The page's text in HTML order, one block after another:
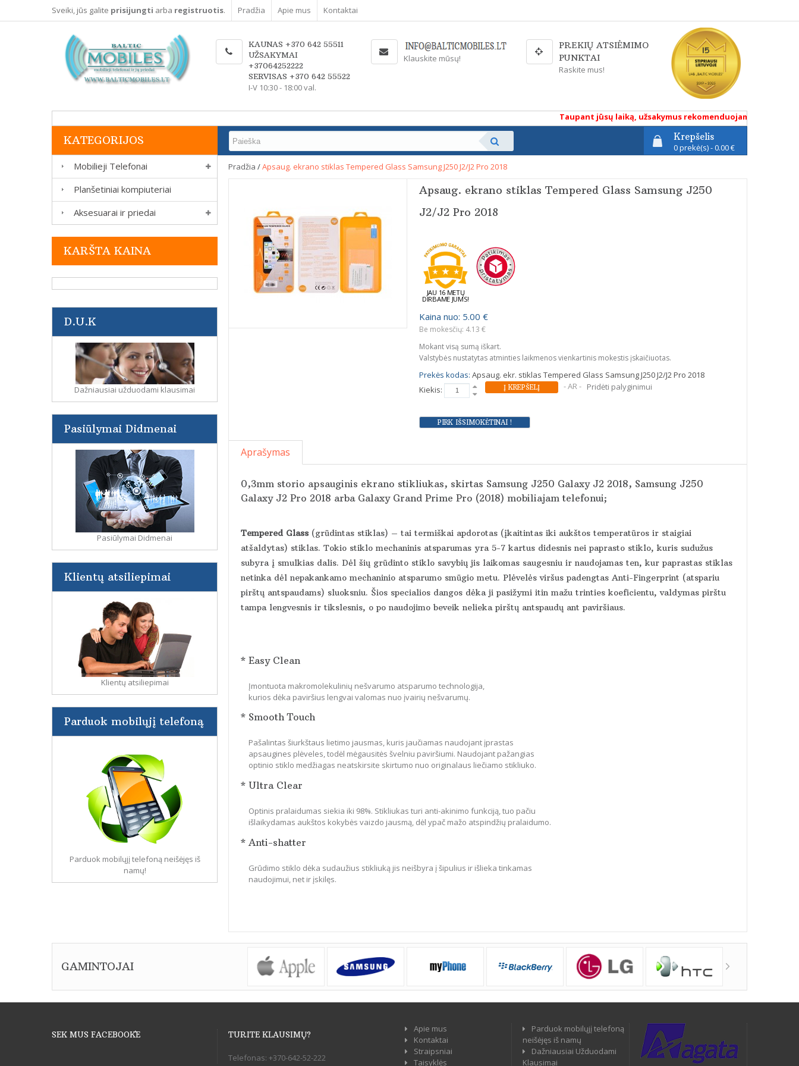
Sveiki, jūs galite prisijungti arba registruotis. Pradžia Apie mus Kontaktai
KAUNAS +370 642 55511
UŽSAKYMAI
+37064252222
SERVISAS +370 642 55522
I-V 10:30 - 18:00 val.
Klauskite mūsų!
PREKIŲ ATSIĖMIMO
PUNKTAI
Raskite mus!
Taupant jūsų laiką, užsakymus rekomenduojame atlikti
Krepšelis
0 prekė(s) - 0.00 €
KATEGORIJOS
Mobilieji Telefonai
Planšetiniai kompiuteriai
Aksesuarai ir priedai
KARŠTA KAINA
D.U.K
Dažniausiai užduodami klausimai
Pasiūlymai Didmenai
Pasiūlymai Didmenai
Klientų atsiliepimai
Klientų atsiliepimai
Parduok mobilųjį telefoną
Parduok mobilųjį telefoną neišėjęs iš
namų!
Pradžia /Apsaug. ekrano stiklas Tempered Glass Samsung J250 J2/J2 Pro 2018
Apsaug. ekrano stiklas Tempered Glass Samsung J250
J2/J2 Pro 2018
JAU 16 METŲ
DIRBAME JUMS!
Kaina nuo: 5.00 €
Be mokesčių: 4.13 €
Mokant visą sumą iškart.
Valstybės nustatytas atminties laikmenos vienkartinis mokestis įskaičiuotas.
Prekės kodas: Apsaug. ekr. stiklas Tempered Glass Samsung J250 J2/J2 Pro 2018
Kiekis:
- AR - Pridėti palyginimui
Aprašymas
0,3mm storio apsauginis ekrano stikliukas, skirtas Samsung J250 Galaxy J2 2018, Samsung J250
Galaxy J2 Pro 2018 arba Galaxy Grand Prime Pro (2018) mobiliajam telefonui;
Tempered Glass (grūdintas stiklas) – tai termiškai apdorotas (įkaitintas iki aukštos temperatūros ir staigiai
atšaldytas) stiklas. Tokio stiklo mechaninis atsparumas yra 5-7 kartus didesnis nei paprasto stiklo, kuris sudužus
subyra į smulkias dalis. Dėl šių grūdinto stiklo savybių jis laikomas saugesniu ir naudojamas ten, kur paprastas stiklas
netinka dėl nepakankamo mechaninio atsparumo smūgio metu. Plėvelės viršus padengtas Anti-Fingerprint (atspariu
pirštų antspaudams) sluoksniu. Šios specialios dangos dėka ji pasižymi itin mažu trinties koeficientu, valdymas pirštu
tampa lengvesnis ir tikslesnis, o po naudojimo beveik nelieka pirštų antspaudų ant paviršiaus.
* Easy Clean
Įmontuota makromolekulinių nešvarumo atsparumo technologija,
kurios dėka paviršius lengvai valomas nuo įvairių nešvarumų.
* Smooth Touch
Pašalintas šiurkštaus lietimo jausmas, kuris jaučiamas naudojant įprastas
apsaugines plėveles, todėl mėgausitės švelniu paviršiumi. Naudojant pažangias
optinio stiklo medžiagas neatskirsite skirtumo nuo originalaus liečiamo stikliuko.
* Ultra Clear
Optinis pralaidumas siekia iki 98%. Stikliukas turi anti-akinimo funkciją, tuo pačiu
išlaikydamas aukštos kokybės vaizdo jausmą, dėl ypač mažo atspindžių pralaidumo.
* Anti-shatter
Grūdimo stiklo dėka sudaužius stikliuką jis neišbyra į šipulius ir išlieka tinkamas
naudojimui, net ir įskilęs.
GAMINTOJAI
SEK MUS FACEBOOK`E TURITE KLAUSIMŲ?
Telefonas: +370-642-52-222
Apie mus
Kontaktai
Straipsniai
Taisyklės
Parduok mobilųjį telefoną
neišėjęs iš namų
Dažniausiai Užduodami
Klausimai